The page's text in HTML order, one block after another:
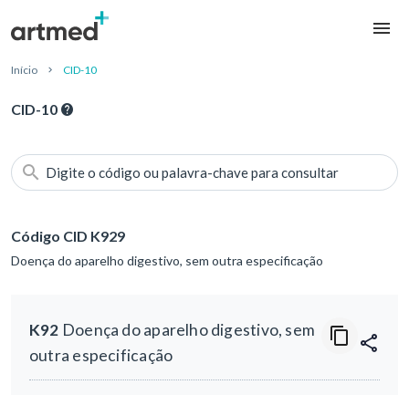
Início CID-10
CID-10
Digite o código ou palavra-chave para consultar
Código CID K929
Doença do aparelho digestivo, sem outra especificação
K92 Doença do aparelho digestivo, sem
outra especificação